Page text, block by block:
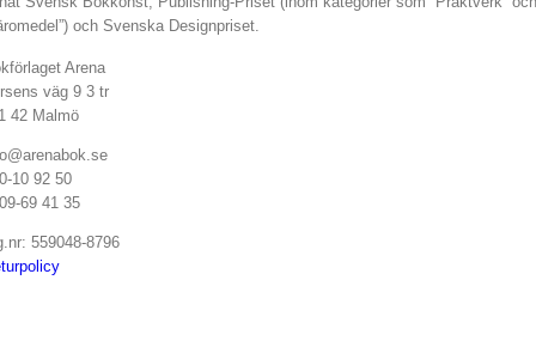
och Svenska Designpriset.
Arena
väg 9 3 tr
42 Malmö
10 92 50
69 41 35
559048-8796